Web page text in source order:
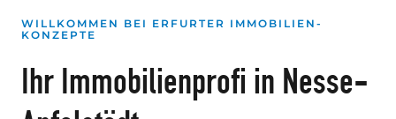
WILLKOMMEN BEI ERFURTER IMMOBILIEN-
KONZEPTE
Ihr Immobilienprofi in Nesse-